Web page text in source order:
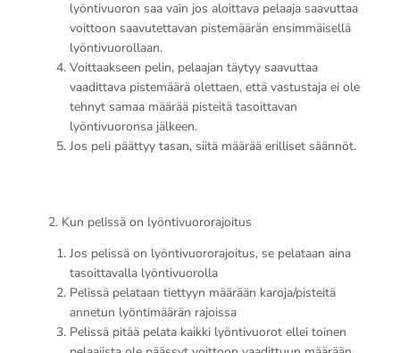
lyöntivuoron saa vain jos aloittava pelaaja saavuttaa
voittoon saavutettavan pistemäärän ensimmäisellä
lyöntivuorollaan.
Voittaakseen pelin, pelaajan täytyy saavuttaa
vaadittava pistemäärä olettaen, että vastustaja ei ole
tehnyt samaa määrää pisteitä tasoittavan
lyöntivuoronsa jälkeen.
Jos peli päättyy tasan, siitä määrää erilliset säännöt.
2. Kun pelissä on lyöntivuororajoitus
Jos pelissä on lyöntivuororajoitus, se pelataan aina
tasoittavalla lyöntivuorolla
Pelissä pelataan tiettyyn määrään karoja/pisteitä
annetun lyöntimäärän rajoissa
Pelissä pitää pelata kaikki lyöntivuorot ellei toinen